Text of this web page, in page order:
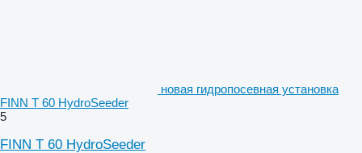
новая гидропосевная установка
FINN T 60 HydroSeeder
5
FINN T 60 HydroSeeder